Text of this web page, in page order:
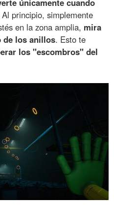
únicamente cuando
Al principio, simplemente
en la zona amplia, mira
de los anillos. Esto te
los "escombros" del